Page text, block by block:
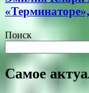
Поиск
Самое